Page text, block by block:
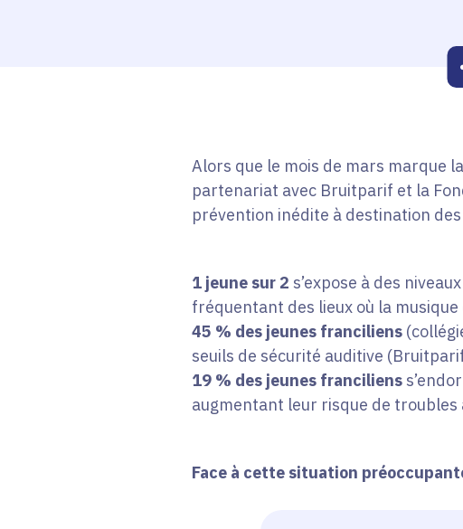
Alors que le mois de mars marque
partenariat avec Bruitparif et la
prévention inédite à destination
1 jeune sur 2 s’expose à des
fréquentant des lieux où la
45 % des jeunes franciliens
seuils de sécurité auditive
19 % des jeunes franciliens
augmentant leur risque de
Face à cette situation